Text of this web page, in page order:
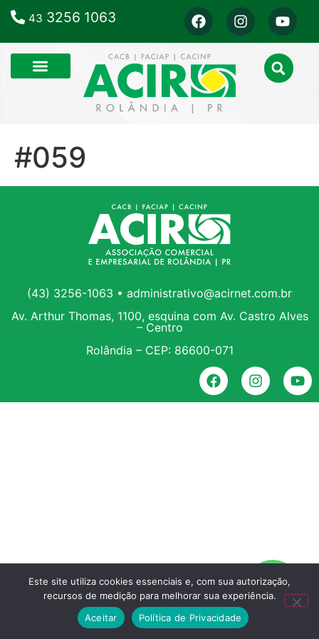
43 3256 1063
#059
(43) 3256-1063 • administrativo@acirnet.com.br
Av. Arthur Thomas, 1100, esquina com Av. Castro Alves
– Centro
Rolândia – CEP: 86600-071
Este site utiliza cookies essenciais e, com sua autorização,
recursos de medição para melhorar sua experiência.
Aceitar
Política de Privacidade